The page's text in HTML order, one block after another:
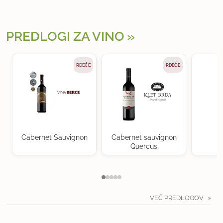
PREDLOGI ZA VINO
RDEČE
Cabernet Sauvignon
RDEČE
Cabernet sauvignon
Quercus
VEČ PREDLOGOV